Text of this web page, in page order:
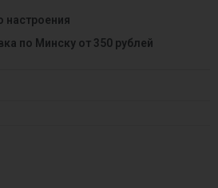
настроения
по Минску от 350 рублей